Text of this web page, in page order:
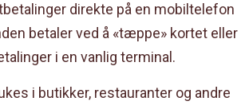
direkte på en mobiltelefon
betaler ved å «tæppe» kortet eller
i en vanlig terminal.
i butikker, restauranter og andre